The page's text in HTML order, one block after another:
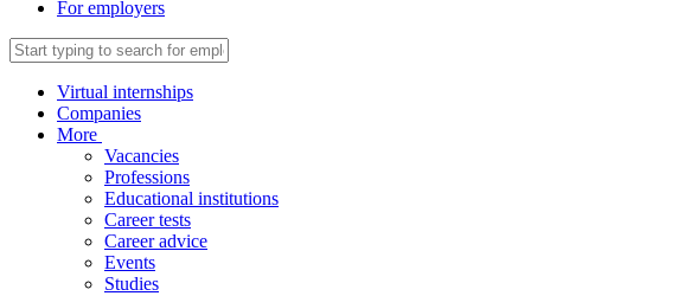
For employers
Virtual internships
Companies
More
Vacancies
Professions
Educational institutions
Career tests
Career advice
Events
Studies